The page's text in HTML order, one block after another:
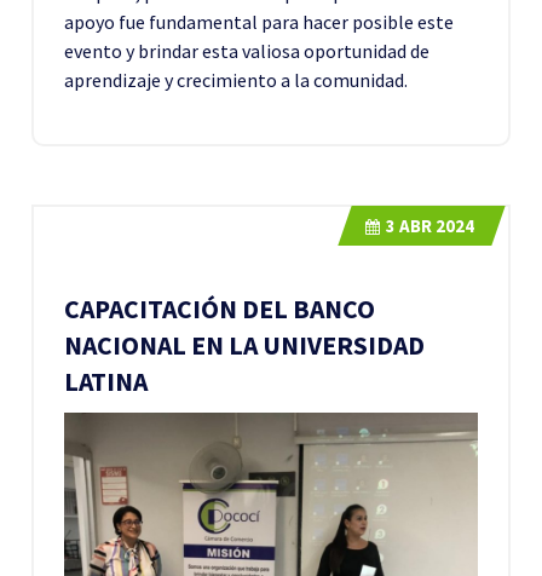
apoyo fue fundamental para hacer posible este
evento y brindar esta valiosa oportunidad de
aprendizaje y crecimiento a la comunidad.
CAPACITACIÓN DEL BANCO
NACIONAL EN LA UNIVERSIDAD
LATINA
3 ABR 2024